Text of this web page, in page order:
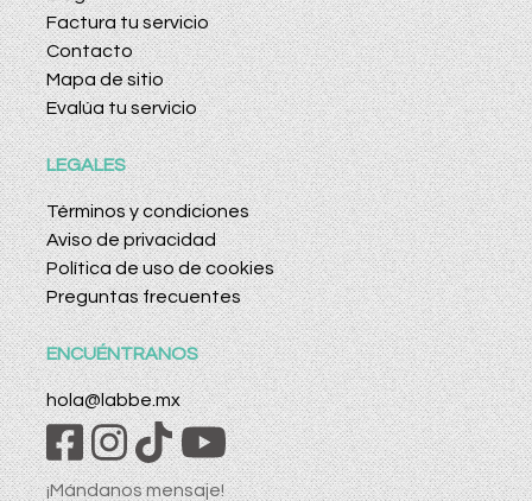
Factura tu servicio
Contacto
Mapa de sitio
Evalúa tu servicio
LEGALES
Términos y condiciones
Aviso de privacidad
Política de uso de cookies
Preguntas frecuentes
ENCUÉNTRANOS
hola@labbe.mx
¡Mándanos mensaje!